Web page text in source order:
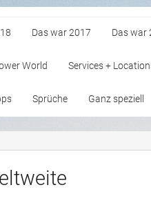
Das war 2017 Das war
World Services +
Sprüche Ganz speziell